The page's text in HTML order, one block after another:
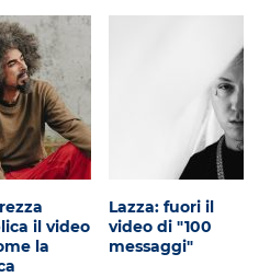
il video
la
Lazza: fuori il
video di "100
messaggi"